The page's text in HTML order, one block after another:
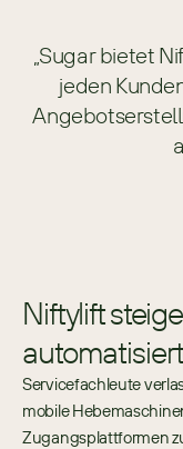
„Sugar bietet
jeden
Niftylift
Servicefachleute
mobile
Zugangsplattformen